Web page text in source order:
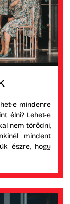
e mindenre
élni? Lehet-e
nem törődni,
mindent
észre, hogy